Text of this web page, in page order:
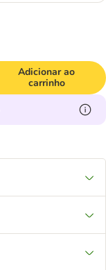
Adicionar ao
carrinho